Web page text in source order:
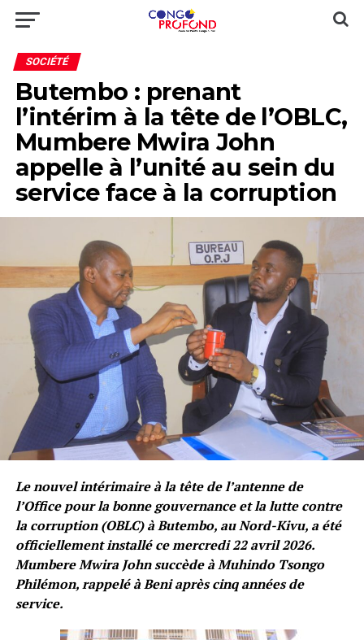
SOCIÉTÉ
Butembo : prenant
l’intérim à la tête de l’OBLC,
Mumbere Mwira John
appelle à l’unité au sein du
service face à la corruption
Le nouvel intérimaire à la tête de l’antenne de
l’Office pour la bonne gouvernance et la lutte contre
la corruption (OBLC) à Butembo, au Nord-Kivu, a été
officiellement installé ce mercredi 22 avril 2026.
Mumbere Mwira John succède à Muhindo Tsongo
Philémon, rappelé à Beni après cinq années de
service.